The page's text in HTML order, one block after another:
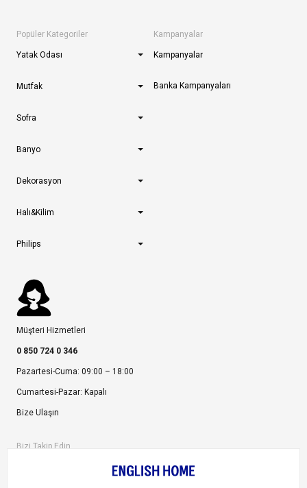
Popüler Kategoriler
Yatak Odası
Mutfak
Sofra
Banyo
Dekorasyon
Halı&Kilim
Philips
Kampanyalar
Kampanyalar
Banka Kampanyaları
Müşteri Hizmetleri
0 850 724 0 346
Pazartesi-Cuma: 09:00 – 18:00
Cumartesi-Pazar: Kapalı
Bize Ulaşın
Bizi Takip Edin